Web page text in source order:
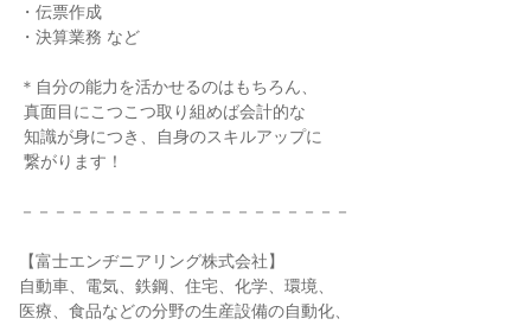
・伝票作成
・決算業務 など
＊自分の能力を活かせるのはもちろん、
－－－－－－－－－－－－－－－－－－－－
【富士エンヂニアリング株式会社】
自動車、電気、鉄鋼、住宅、化学、環境、
医療、食品などの分野の生産設備の自動化、